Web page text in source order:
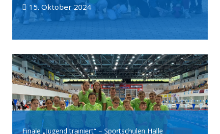
15. Oktober 2024
Finale „Jugend trainiert“ – Sportschulen Halle